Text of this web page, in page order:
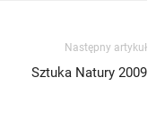
Następny artykuł
Sztuka Natury 2009